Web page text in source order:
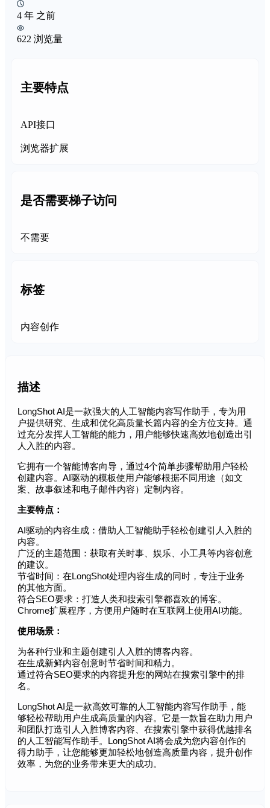
4 年 之前
622 浏览量
主要特点
API接口
浏览器扩展
是否需要梯子访问
不需要
标签
内容创作
描述
LongShot AI是一款强大的人工智能内容写作助手，专为用
户提供研究、生成和优化高质量长篇内容的全方位支持。通
过充分发挥人工智能的能力，用户能够快速高效地创造出引
人入胜的内容。
它拥有一个智能博客向导，通过4个简单步骤帮助用户轻松
创建内容。AI驱动的模板使用户能够根据不同用途（如文
案、故事叙述和电子邮件内容）定制内容。
主要特点：
AI驱动的内容生成：借助人工智能助手轻松创建引人入胜的
内容。
广泛的主题范围：获取有关时事、娱乐、小工具等内容创意
的建议。
节省时间：在LongShot处理内容生成的同时，专注于业务
的其他方面。
符合SEO要求：打造人类和搜索引擎都喜欢的博客。
Chrome扩展程序，方便用户随时在互联网上使用AI功能。
使用场景：
为各种行业和主题创建引人入胜的博客内容。
在生成新鲜内容创意时节省时间和精力。
通过符合SEO要求的内容提升您的网站在搜索引擎中的排
名。
LongShot AI是一款高效可靠的人工智能内容写作助手，能
够轻松帮助用户生成高质量的内容。它是一款旨在助力用户
和团队打造引人入胜博客内容、在搜索引擎中获得优越排名
的人工智能写作助手。LongShot AI将会成为您内容创作的
得力助手，让您能够更加轻松地创造高质量内容，提升创作
效率，为您的业务带来更大的成功。